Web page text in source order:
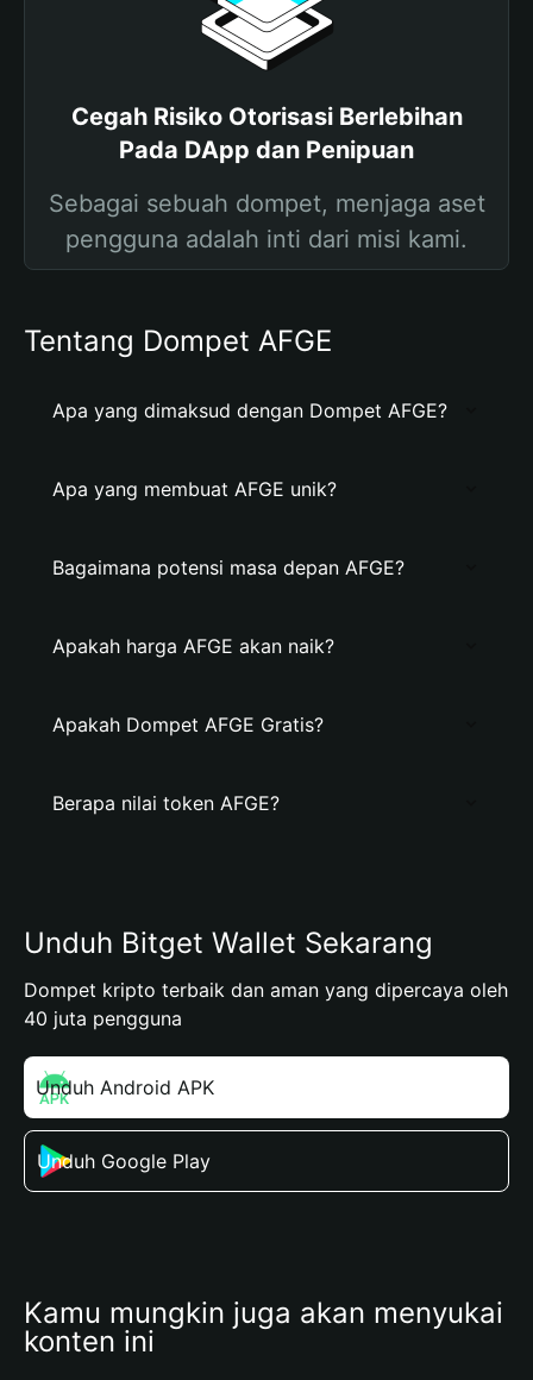
Cegah Risiko Otorisasi Berlebihan
Pada DApp dan Penipuan
Sebagai sebuah dompet, menjaga aset
pengguna adalah inti dari misi kami.
Tentang Dompet AFGE
Apa yang dimaksud dengan Dompet AFGE?
Apa yang membuat AFGE unik?
Bagaimana potensi masa depan AFGE?
Apakah harga AFGE akan naik?
Apakah Dompet AFGE Gratis?
Berapa nilai token AFGE?
Unduh Bitget Wallet Sekarang
Dompet kripto terbaik dan aman yang dipercaya oleh
40 juta pengguna
Unduh Android APK
Unduh Google Play
Kamu mungkin juga akan menyukai
konten ini